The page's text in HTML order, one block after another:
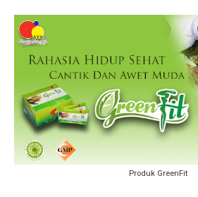
Produk GreenFit